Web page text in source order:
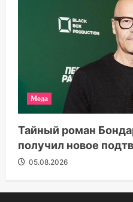
Мода
Тайный роман
получил новое
05.08.2026